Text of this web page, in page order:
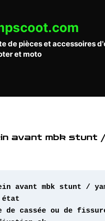
de pièces et accessoires
et moto
avant mbk stunt /